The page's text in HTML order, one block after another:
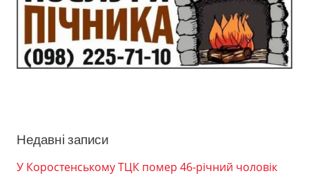
Недавні записи
У Коростенському ТЦК помер 46-річний чоловік